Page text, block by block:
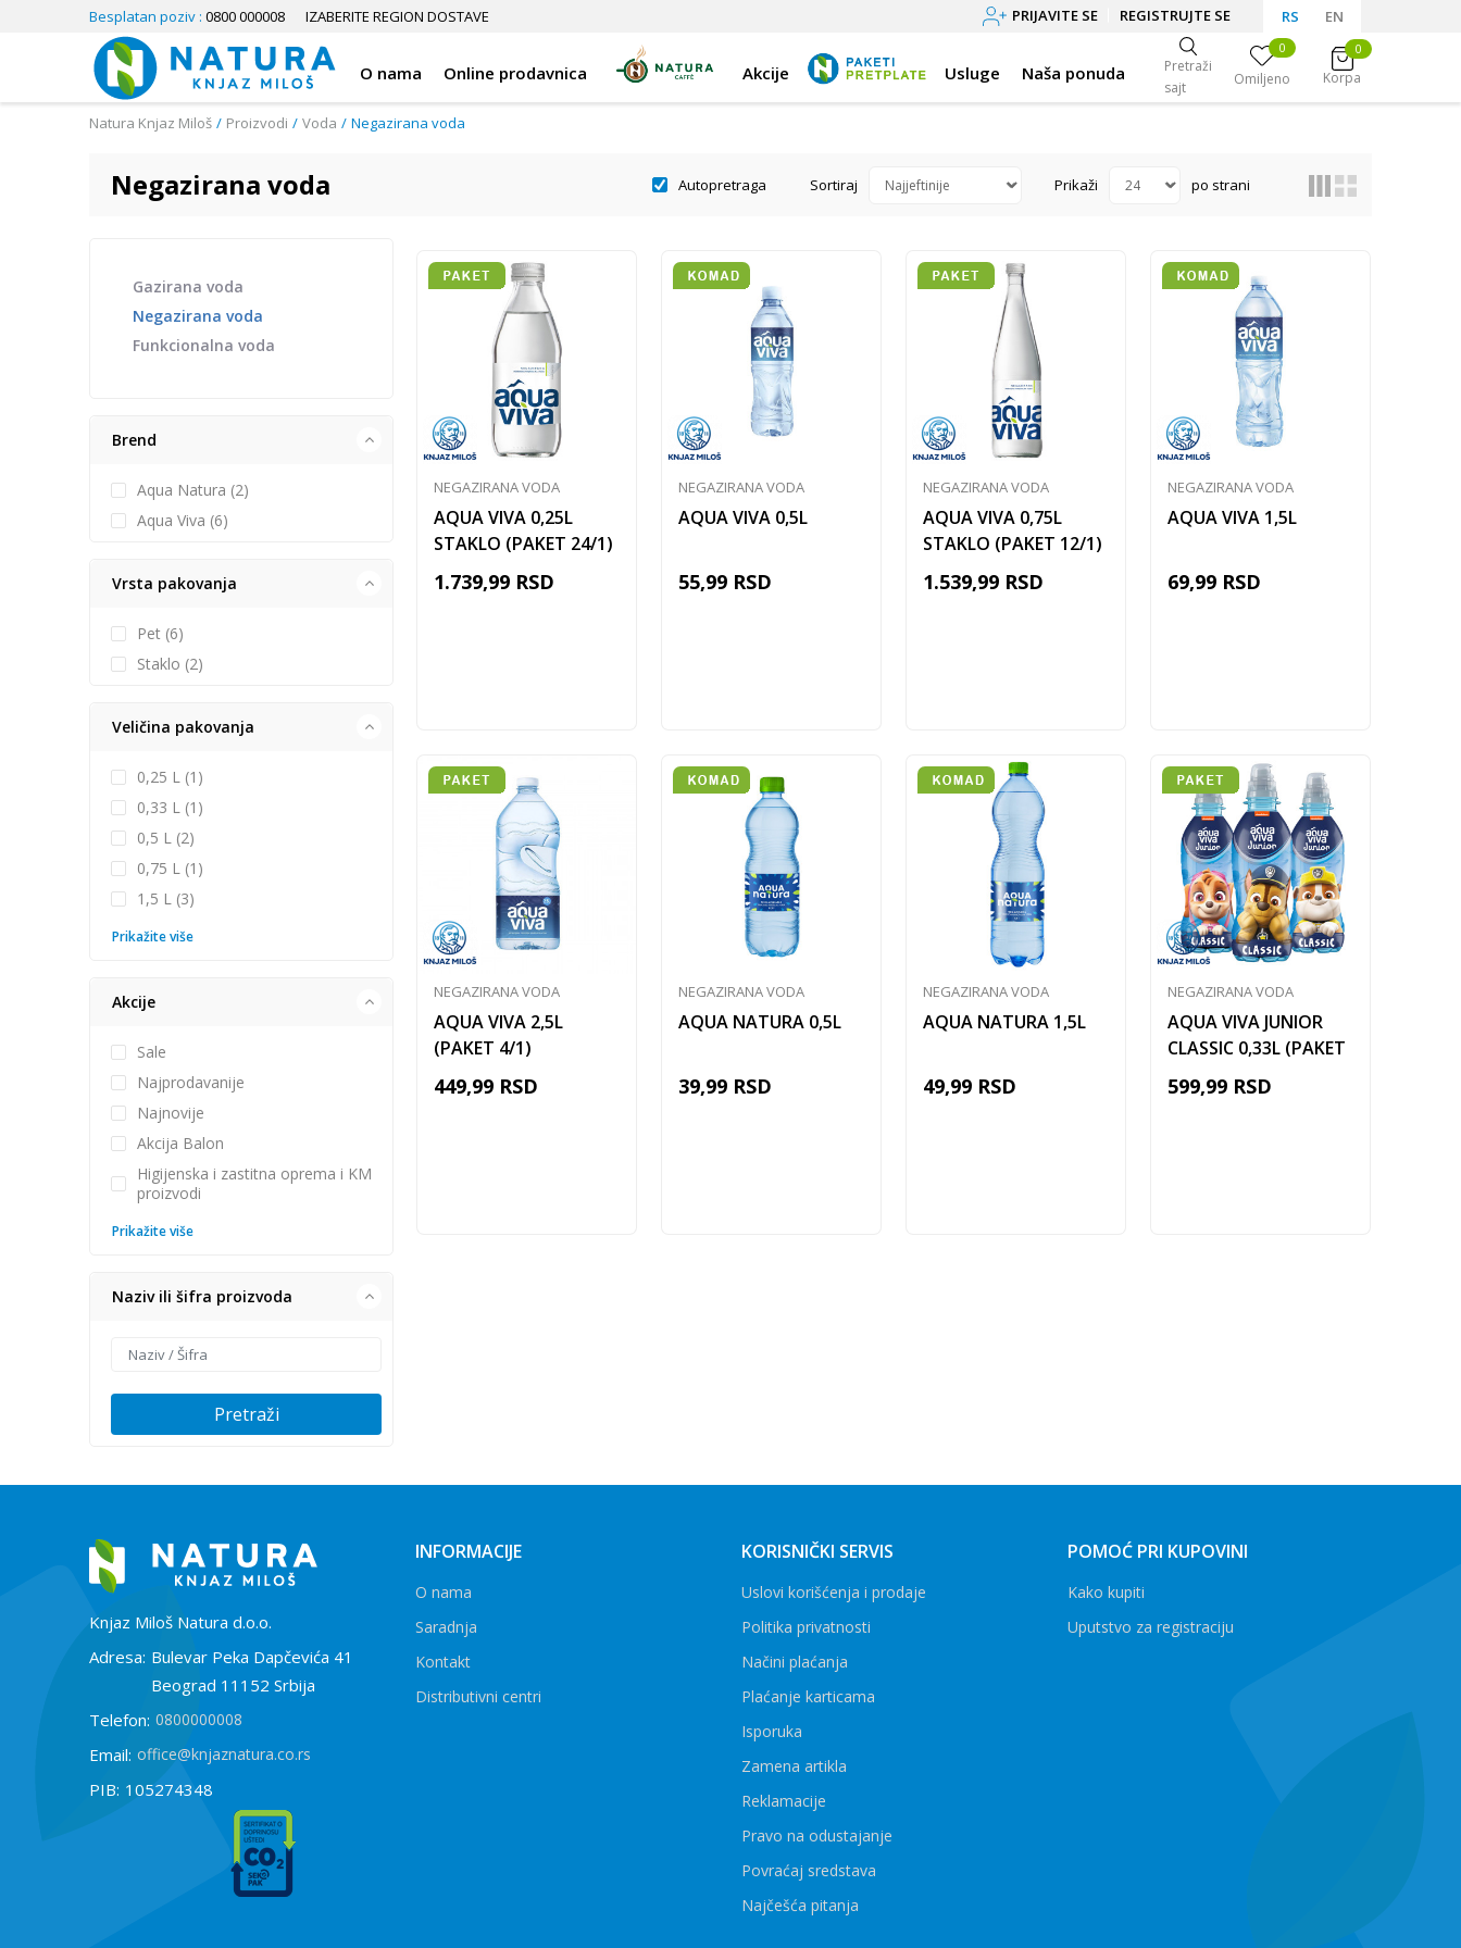
Besplatan poziv : 0800 000008 IZABERITE REGION DOSTAVE RS EN
PRIJAVITE SE REGISTRUJTE SE
O nama Online prodavnica Akcije Usluge Naša ponuda
Pretraži
sajt
Omiljeno
0
Korpa
0
Natura Knjaz Miloš Proizvodi Voda Negazirana voda
Negazirana voda Autopretraga Sortiraj Prikaži po strani
Gazirana voda
Negazirana voda
Funkcionalna voda
Brend
Aqua Natura (2)
Aqua Viva (6)
Vrsta pakovanja
Pet (6)
Staklo (2)
Veličina pakovanja
0,25 L (1)
0,33 L (1)
0,5 L (2)
0,75 L (1)
1,5 L (3)
Prikažite više
Akcije
Sale
Najprodavanije
Najnovije
Akcija Balon
Higijenska i zastitna oprema i KM
proizvodi
Prikažite više
Naziv ili šifra proizvoda
Pretraži
NEGAZIRANA VODA
AQUA VIVA 0,25L
STAKLO (PAKET 24/1)
1.739,99 RSD
NEGAZIRANA VODA
AQUA VIVA 0,5L
55,99 RSD
NEGAZIRANA VODA
AQUA VIVA 0,75L
STAKLO (PAKET 12/1)
1.539,99 RSD
NEGAZIRANA VODA
AQUA VIVA 1,5L
69,99 RSD
NEGAZIRANA VODA
AQUA VIVA 2,5L
(PAKET 4/1)
449,99 RSD
NEGAZIRANA VODA
AQUA NATURA 0,5L
39,99 RSD
NEGAZIRANA VODA
AQUA NATURA 1,5L
49,99 RSD
NEGAZIRANA VODA
AQUA VIVA JUNIOR
CLASSIC 0,33L (PAKET
12/1)
599,99 RSD
Knjaz Miloš Natura d.o.o.
Adresa: Bulevar Peka Dapčevića 41
Beograd 11152 Srbija
Telefon: 0800000008
Email: office@knjaznatura.co.rs
PIB: 105274348
INFORMACIJE
O nama
Saradnja
Kontakt
Distributivni centri
KORISNIČKI SERVIS
Uslovi korišćenja i prodaje
Politika privatnosti
Načini plaćanja
Plaćanje karticama
Isporuka
Zamena artikla
Reklamacije
Pravo na odustajanje
Povraćaj sredstava
Najčešća pitanja
POMOĆ PRI KUPOVINI
Kako kupiti
Uputstvo za registraciju